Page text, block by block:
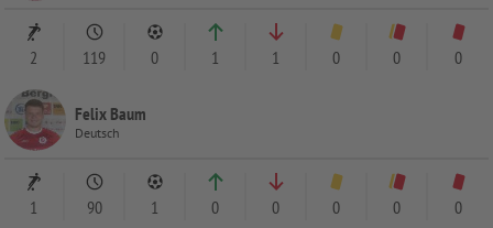
2 119 0 1 1 0 0 0
Felix Baum
Deutsch
1 90 1 0 0 0 0 0